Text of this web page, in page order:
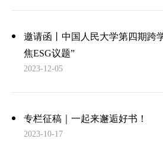
邀请函丨中国人民大学第四期跨
焦ESG议题”
2023-12-05
专栏征稿｜一起来邂逅好书！
2023-10-17